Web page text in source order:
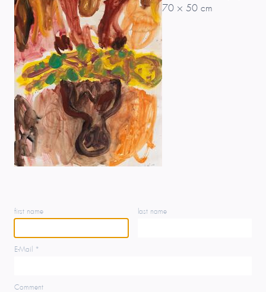
70 × 50 cm
first name last name
E-Mail *
Comment